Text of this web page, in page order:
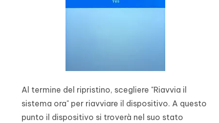
Al termine del ripristino, scegliere "Riavvia il
sistema ora" per riavviare il dispositivo. A questo
punto il dispositivo si troverà nel suo stato